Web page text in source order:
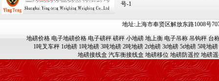
号-1
地址:上海市奉贤区解放东路1008号
地磅价格 电子地磅价格 电子磅秤 磅秤 小地磅 地上衡 电子吊称 吊钩秤 台
1吨叉车秤 1t地磅 1吨地磅 3吨地磅 2吨地磅 2t地磅 3t地磅 5t地磅 5吨地磅
地磅接线盒 汽车衡接线盒 地磅移位 地磅防遥控 地磅